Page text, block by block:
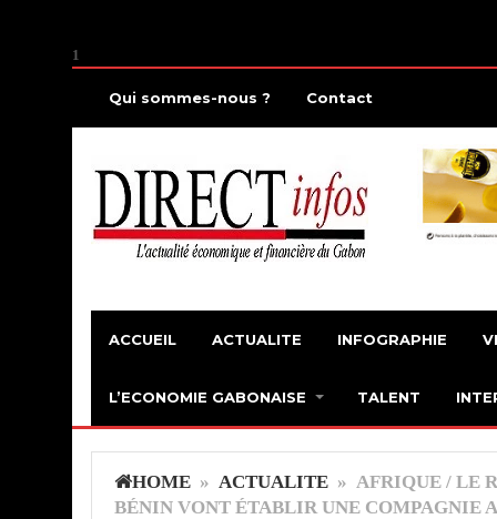
1
Qui sommes-nous ? Contact
ACCUEIL ACTUALITE INFOGRAPHIE
L’ECONOMIE GABONAISE TALENT
HOME » ACTUALITE » AFRIQUE / LE
BÉNIN VONT ÉTABLIR UNE COMPAGNIE